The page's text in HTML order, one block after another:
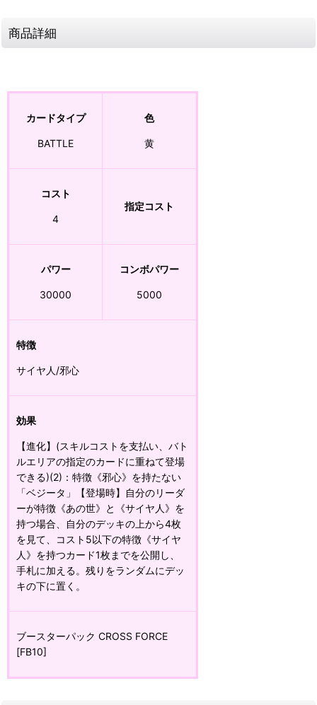
商品詳細
カードタイプ
BATTLE
色
黄
コスト
4
指定コスト
パワー
30000
コンボパワー
5000
特徴
サイヤ人/邪心
効果
【進化】(スキルコストを支払い、バト
ルエリアの指定のカードに重ねて登場
できる)(2)：特徴《邪心》を持たない
「ベジータ」【登場時】自分のリーダ
ーが特徴《あの世》と《サイヤ人》を
持つ場合、自分のデッキの上から4枚
を見て、コスト5以下の特徴《サイヤ
人》を持つカード1枚までを公開し、
手札に加える。残りをランダムにデッ
キの下に置く。
ブースターパック CROSS FORCE
[FB10]